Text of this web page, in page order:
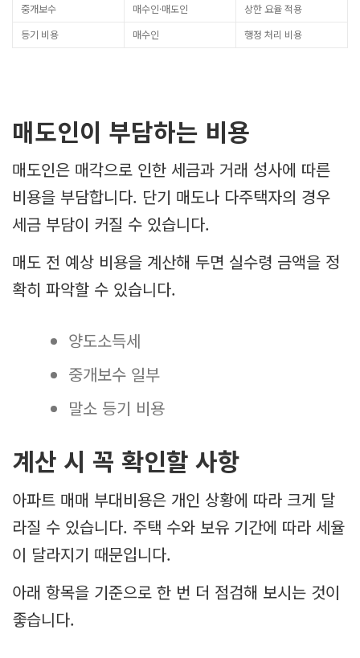
중개보수
매수인·매도인
상한 요율 적용
등기 비용
매수인 행정 처리 비용
매도인이 부담하는 비용
매도인은 매각으로 인한 세금과 거래 성사에 따른
비용을 부담합니다. 단기 매도나 다주택자의 경우
세금 부담이 커질 수 있습니다.
매도 전 예상 비용을 계산해 두면 실수령 금액을 정
확히 파악할 수 있습니다.
양도소득세
중개보수 일부
말소 등기 비용
계산 시 꼭 확인할 사항
아파트 매매 부대비용은 개인 상황에 따라 크게 달
라질 수 있습니다. 주택 수와 보유 기간에 따라 세율
이 달라지기 때문입니다.
아래 항목을 기준으로 한 번 더 점검해 보시는 것이
좋습니다.